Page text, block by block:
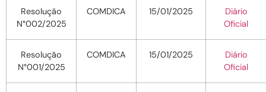
Resolução
N°002/2025
COMDICA 15/01/2025
Diário
Oficial
Resolução
N°001/2025
COMDICA 15/01/2025
Diário
Oficial